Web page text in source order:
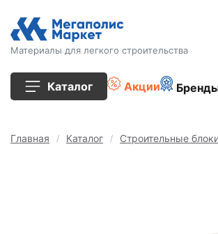
Материалы для легкого строительства
Каталог Акции
Главная Каталог Строительные